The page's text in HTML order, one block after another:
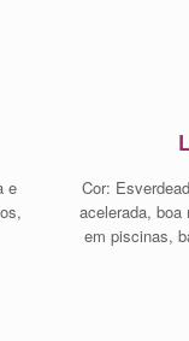
e
Cor:
acelerada,
em piscinas,